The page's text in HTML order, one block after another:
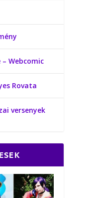
– Webcomic
Rovata
versenyek